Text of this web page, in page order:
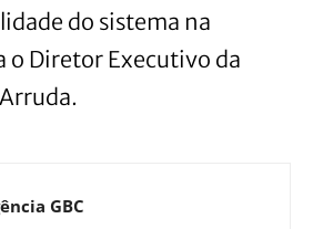
do sistema na
o Diretor Executivo da
GBC